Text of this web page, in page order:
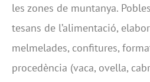
les zones de muntanya.
tesans de l’alimentació,
melmelades, confitures,
procedència (vaca, ovella,